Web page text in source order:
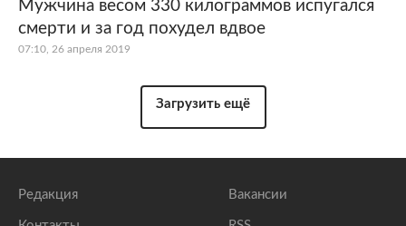
Мужчина весом 330 килограммов испугался
смерти и за год похудел вдвое
07:10, 26 апреля 2019
Загрузить ещё
Редакция Вакансии